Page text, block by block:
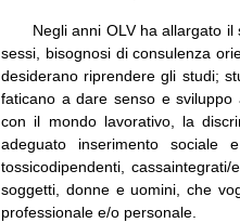
Negli anni OLV ha allargato
sessi, bisognosi di consulenza
desiderano riprendere gli studi;
faticano a dare senso e sviluppo
con il mondo lavorativo, la
adeguato inserimento sociale
tossicodipendenti,
soggetti, donne e uomini, che
professionale e/o personale.